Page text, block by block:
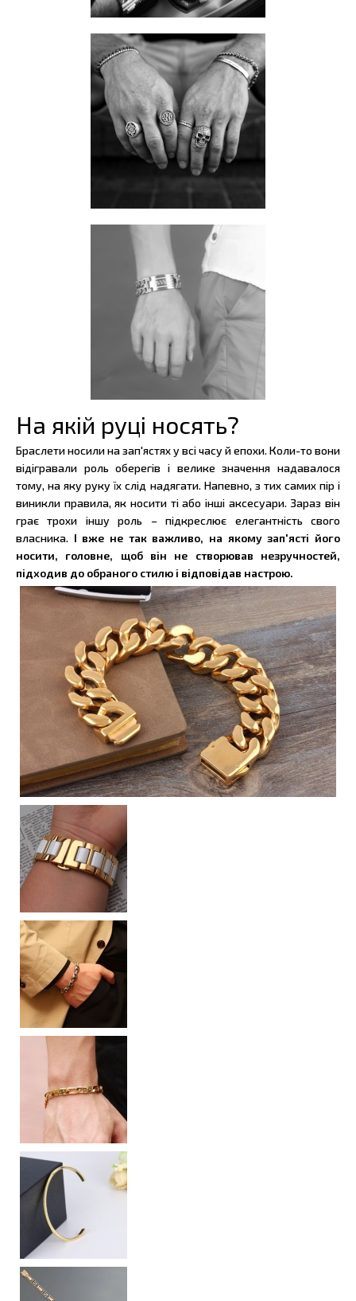
На якій руці носять?
Браслети носили на зап'ястях у всі часу й епохи. Коли-то вони
відігравали роль оберегів і велике значення надавалося
тому, на яку руку їх слід надягати. Напевно, з тих самих пір і
виникли правила, як носити ті або інші аксесуари. Зараз він
грає трохи іншу роль – підкреслює елегантність свого
власника. І вже не так важливо, на якому зап'ясті його
носити, головне, щоб він не створював незручностей,
підходив до обраного стилю і відповідав настрою.